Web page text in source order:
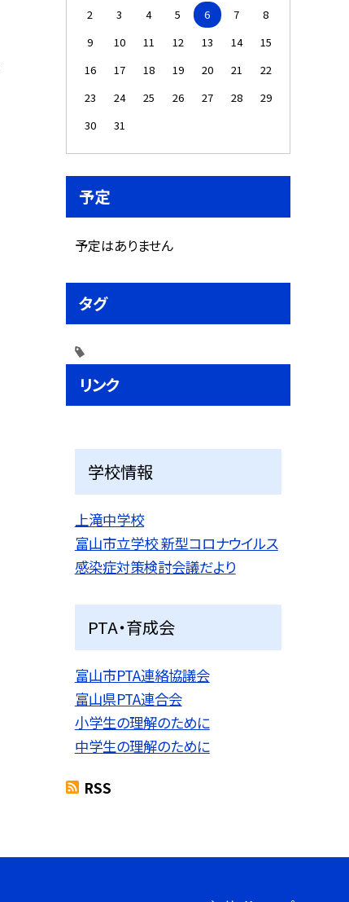
2
3 4 5 6 7
8
9
10 11 12 13 14
15
16
17 18 19 20 21
22
23
24 25 26 27 28
29
30
31
予定
予定はありません
タグ
リンク
学校情報
上滝中学校
富山市立学校 新型コロナウイルス
感染症対策検討会議だより
PTA・育成会
富山市PTA連絡協議会
富山県PTA連合会
小学生の理解のために
中学生の理解のために
RSS